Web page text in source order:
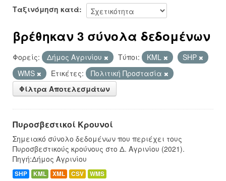
Ταξινόμηση κατά
βρέθηκαν 3 σύνολα δεδομένων
Φορείς: Δήμος Αγρινίου Τύποι: KML
SHP
WMS
Ετικέτες:
Πολιτική Προστασία
Φίλτρα Αποτελεσμάτων
Πυροσβεστικοί Κρουνοί
Σημειακό σύνολο δεδομένων που περιέχει τους
Πυροσβεστικούς κρούνους στο Δ. Αγρινίου (2021).
Πηγή:Δήμος Αγρινίου
SHP KML XML CSV WMS